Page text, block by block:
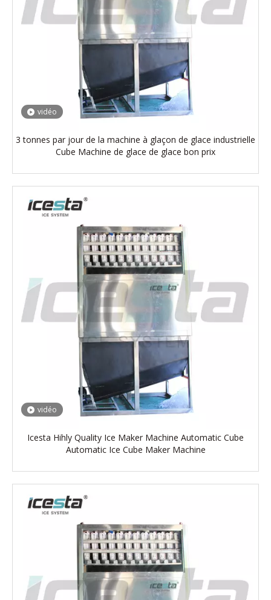
vidéo
3 tonnes par jour de la machine à glaçon de glace industrielle
Cube Machine de glace de glace bon prix
vidéo
Icesta Hihly Quality Ice Maker Machine Automatic Cube
Automatic Ice Cube Maker Machine